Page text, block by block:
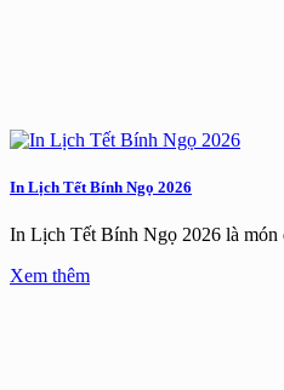
In Lịch Tết Bính Ngọ 2026
In Lịch Tết Bính Ngọ 2026 là món
Xem thêm